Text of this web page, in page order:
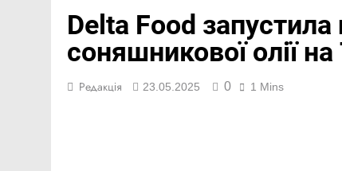
Delta Food запустила
соняшникової олії
Редакція 23.05.2025 0 1 Mins